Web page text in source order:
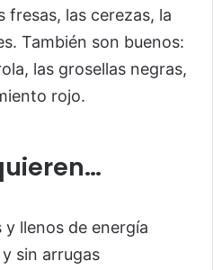
fresas, las cerezas, la
También son buenos:
las grosellas negras,
rojo.
llenos de energía
sin arrugas